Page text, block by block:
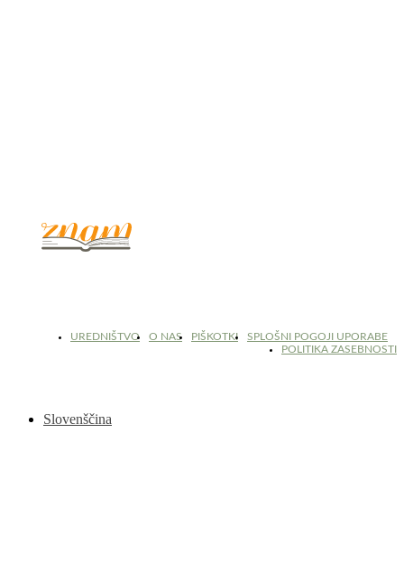
UREDNIŠTVO O NAS PIŠKOTKI
SPLOŠNI POGOJI UPORABE
POLITIKA ZASEBNOSTI
Slovenščina